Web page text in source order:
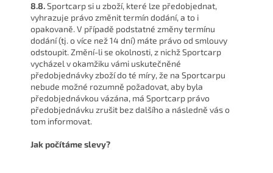
8.8.Sportcarp si u zboží, které lze předobjednat,
vyhrazuje právo změnit termín dodání, a to i
opakovaně. V případě podstatné změny termínu
dodání (tj. o více než 14 dní) máte právo od smlouvy
odstoupit. Změní-li se okolnosti, z nichž Sportcarp
vycházel v okamžiku vámi uskutečněné
předobjednávky zboží do té míry, že na Sportcarpu
nebude možné rozumně požadovat, aby byla
předobjednávkou vázána, má Sportcarp právo
předobjednávku zrušit bez dalšího a následně vás o
tom informovat.
Jak počítáme slevy?